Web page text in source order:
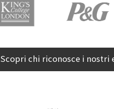
Scopri chi riconosce i nostri